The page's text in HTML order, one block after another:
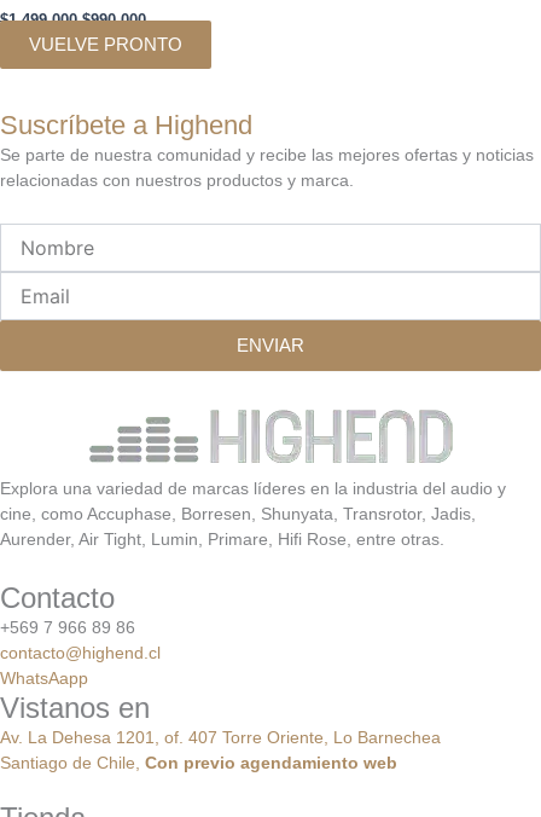
$1.499.000 $990.000
VUELVE PRONTO
Suscríbete a Highend
Se parte de nuestra comunidad y recibe las mejores ofertas y noticias
relacionadas con nuestros productos y marca.
ENVIAR
Explora una variedad de marcas líderes en la industria del audio y
cine, como Accuphase, Borresen, Shunyata, Transrotor, Jadis,
Aurender, Air Tight, Lumin, Primare, Hifi Rose, entre otras.
Contacto
+569 7 966 89 86
contacto@highend.cl
WhatsAapp
Vistanos en
Av. La Dehesa 1201, of. 407 Torre Oriente, Lo Barnechea
Santiago de Chile, Con previo agendamiento web